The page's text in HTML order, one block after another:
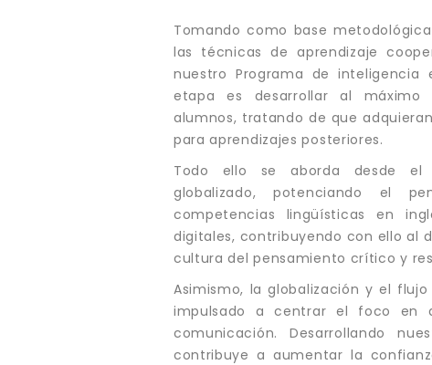
Tomando como base
las técnicas de aprendizaje
nuestro Programa de
etapa es desarrollar al
alumnos, tratando de que
para aprendizajes posteriores.
Todo ello se aborda desde el
globalizado, potenciando el
competencias lingüísticas en
digitales, contribuyendo con ello al
cultura del pensamiento crítico y
Asimismo, la globalización y el
impulsado a centrar el foco en
comunicación. Desarrollando
contribuye a aumentar la